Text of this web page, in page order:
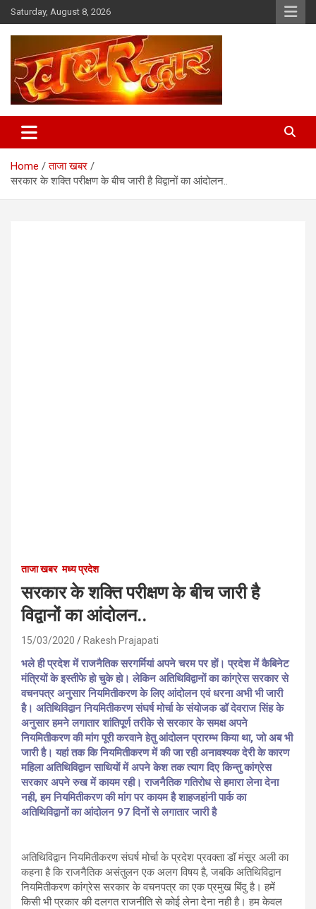
Skip
to
content
Saturday, August 8, 2026
Khabar Dwar
Home
ताजा खबर
सरकार के शक्ति परीक्षण के बीच जारी है विद्वानों का आंदोलन..
ताजा खबर मध्य प्रदेश
सरकार के शक्ति परीक्षण के बीच जारी है
विद्वानों का आंदोलन..
15/03/2020 Rakesh Prajapati
भले ही प्रदेश में राजनैतिक सरगर्मियां अपने चरम पर हों। प्रदेश में कैबिनेट
मंत्रियों के इस्तीफे हो चुके हो। लेकिन अतिथिविद्वानों का कांग्रेस सरकार से
वचनपत्र अनुसार नियमितीकरण के लिए आंदोलन एवं धरना अभी भी जारी
है। अतिथिविद्वान नियमितीकरण संघर्ष मोर्चा के संयोजक डॉ देवराज सिंह के
अनुसार हमने लगातार शांतिपूर्ण तरीके से सरकार के समक्ष अपने
नियमितीकरण की मांग पूरी करवाने हेतु आंदोलन प्रारम्भ किया था, जो अब भी
जारी है। यहां तक कि नियमितीकरण में की जा रही अनावश्यक देरी के कारण
महिला अतिथिविद्वान साथियों में अपने केश तक त्याग दिए किन्तु कांग्रेस
सरकार अपने रुख में कायम रही। राजनैतिक गतिरोध से हमारा लेना देना
नही, हम नियमितीकरण की मांग पर कायम है शाहजहांनी पार्क का
अतिथिविद्वानों का आंदोलन 97 दिनों से लगातार जारी है
अतिथिविद्वान नियमितीकरण संघर्ष मोर्चा के प्रदेश प्रवक्ता डॉ मंसूर अली का
कहना है कि राजनैतिक असंतुलन एक अलग विषय है, जबकि अतिथिविद्वान
नियमितीकरण कांग्रेस सरकार के वचनपत्र का एक प्रमुख बिंदु है। हमें
किसी भी प्रकार की दलगत राजनीति से कोई लेना देना नही है। हम केवल